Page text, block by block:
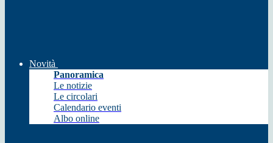
Novità
Panoramica
Le notizie
Le circolari
Calendario eventi
Albo online